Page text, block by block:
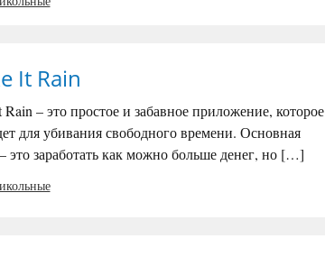
It Rain
– это простое и забавное приложение, которое
для убивания свободного времени. Основная
– это заработать как можно больше денег, но […]